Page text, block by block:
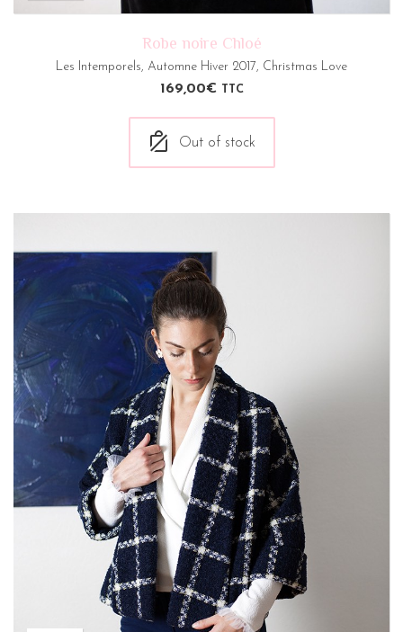
Robe noire Chloé
Les Intemporels, Automne Hiver 2017, Christmas Love
169,00€ TTC
Out of stock